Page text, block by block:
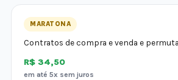
MARATONA
Contratos de compra e venda e permuta
R$ 34,50
em até 5x sem juros